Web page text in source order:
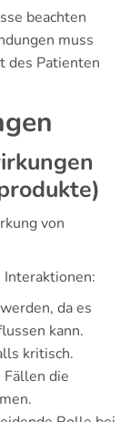
beachten
muss
des Patienten
von
Interaktionen:
da es
kann.
kritisch.
die